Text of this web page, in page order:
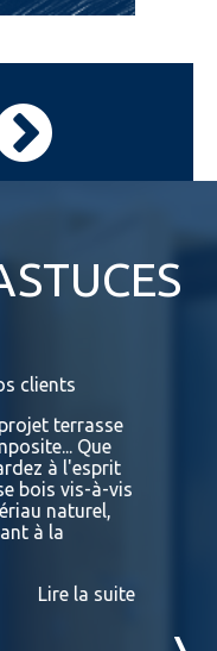
clients
terrasse
Que
à l'esprit
bois vis-à-vis
naturel,
à la
Lire la suite